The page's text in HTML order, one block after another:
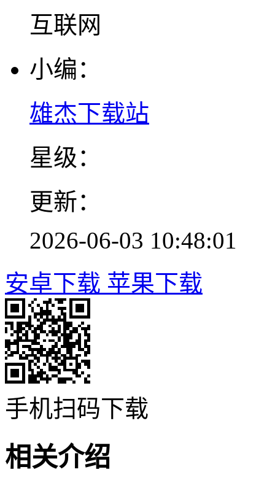
互联网
小编：
雄杰下载站
星级：
更新：
2026-06-03 10:48:01
安卓下载 苹果下载
手机扫码下载
相关介绍